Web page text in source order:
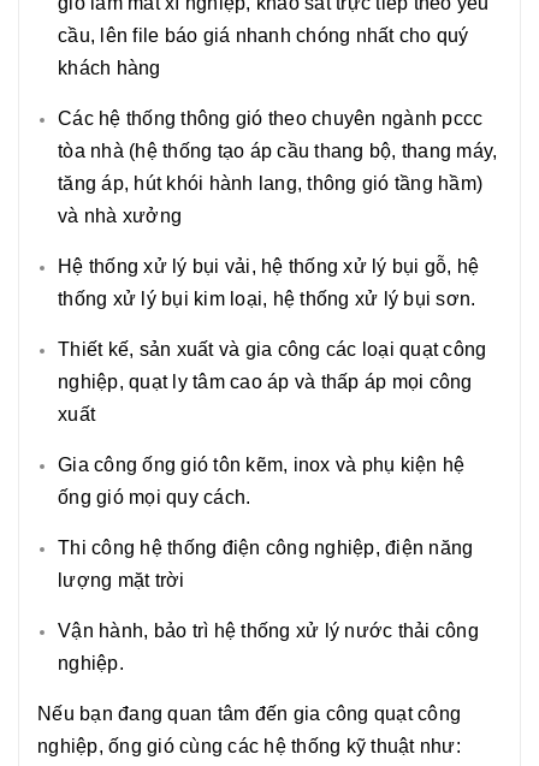
cầu, lên file báo giá nhanh chóng nhất cho quý
khách hàng
Các hệ thống thông gió theo chuyên ngành pccc
tòa nhà (hệ thống tạo áp cầu thang bộ, thang máy,
tăng áp, hút khói hành lang, thông gió tầng hầm)
và nhà xưởng
Hệ thống xử lý bụi vải, hệ thống xử lý bụi gỗ, hệ
thống xử lý bụi kim loại, hệ thống xử lý bụi sơn.
Thiết kế, sản xuất và gia công các loại quạt công
nghiệp, quạt ly tâm cao áp và thấp áp mọi công
xuất
Gia công ống gió tôn kẽm, inox và phụ kiện hệ
ống gió mọi quy cách.
Thi công hệ thống điện công nghiệp, điện năng
lượng mặt trời
Vận hành, bảo trì hệ thống xử lý nước thải công
nghiệp.
Nếu bạn đang quan tâm đến gia công quạt công
nghiệp, ống gió cùng các hệ thống kỹ thuật như: